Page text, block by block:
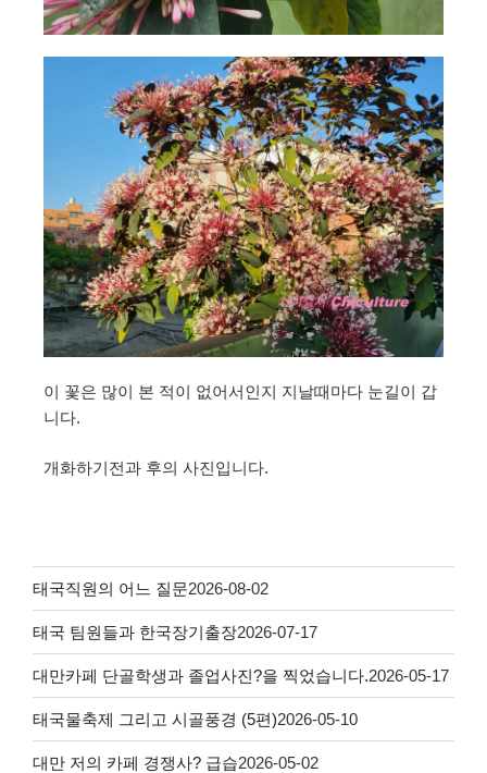
이 꽃은 많이 본 적이 없어서인지 지날때마다 눈길이 갑
니다.
개화하기전과 후의 사진입니다.
태국직원의 어느 질문2026-08-02
태국 팀원들과 한국장기출장2026-07-17
대만카페 단골학생과 졸업사진?을 찍었습니다. 2026-05-17
태국물축제 그리고 시골풍경 (5편)2026-05-10
대만 저의 카페 경쟁사? 급습2026-05-02